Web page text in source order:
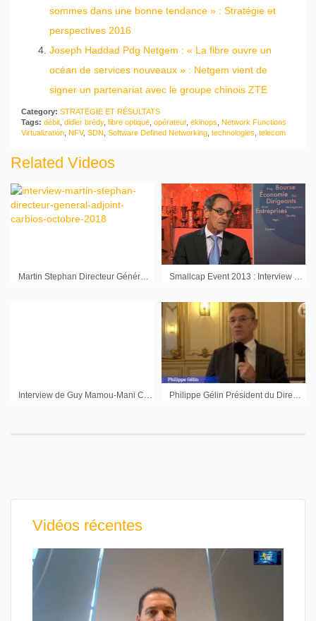
sommes dans une bonne tendance » : Stratégie et
perspectives 2016
Joseph Haddad Pdg Netgem : « La fibre ouvre un
océan de services nouveaux » : Netgem vient de
signer un partenariat avec le groupe chinois ZTE
Category: STRATEGIE ET RÉSULTATS
Tags: débit didier brédy, fibre optique opérateur, ekinops Network Functions
Virtualization NFV, SDN Software Defined Networking technologies telecom
Related Videos
Martin Stephan Directeur Général Adjoint Carbios : « Nous comptons maintenir notre avance » Smallcap Event 2013 : Interview de Xavier Mertens Administrateur Délégué Home Invest Belgium
Vidéos récentes